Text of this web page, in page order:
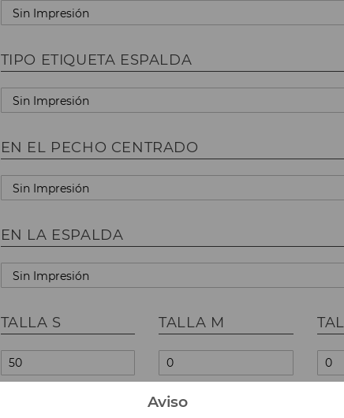
TIPO ETIQUETA ESPALDA
EN EL PECHO CENTRADO
EN LA ESPALDA
TALLA S TALLA M
TALLA XXL
Aviso